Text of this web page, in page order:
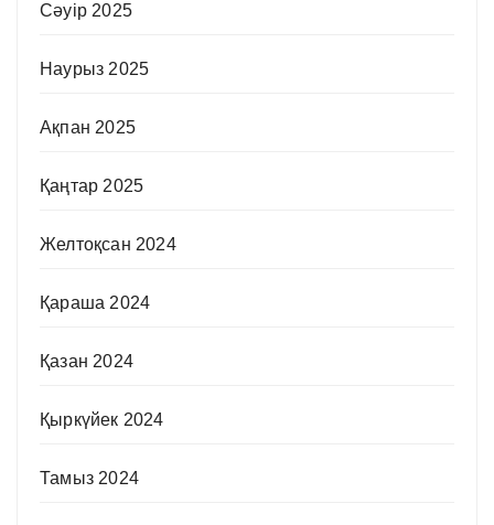
Сәуір 2025
Наурыз 2025
Ақпан 2025
Қаңтар 2025
Желтоқсан 2024
Қараша 2024
Қазан 2024
Қыркүйек 2024
Тамыз 2024